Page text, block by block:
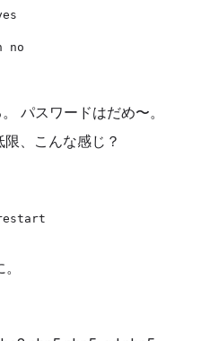
no
パスワードはだめ〜。
、こんな感じ？